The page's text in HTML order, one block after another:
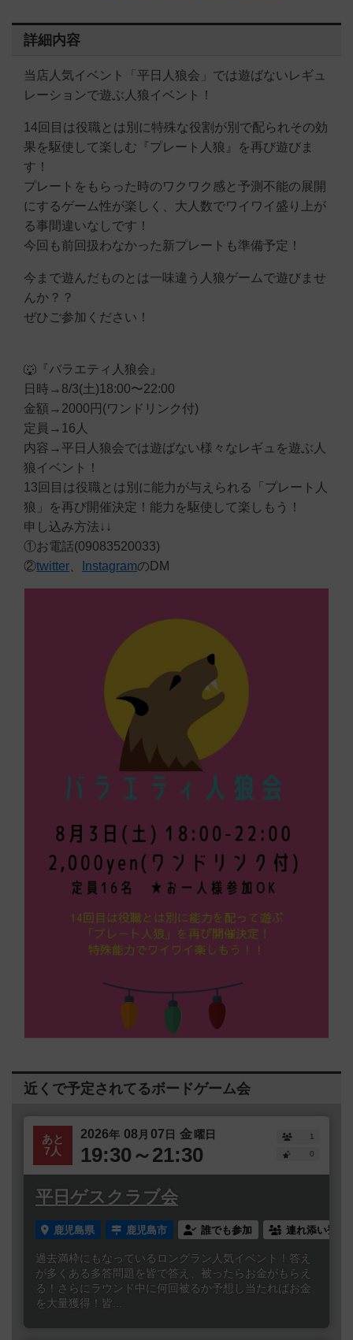
詳細内容
当店人気イベント「平日人狼会」では遊ばないレギュ
レーションで遊ぶ人狼イベント！
14回目は役職とは別に特殊な役割が別で配られその効
果を駆使して楽しむ『プレート人狼』を再び遊びま
す！
プレートをもらった時のワクワク感と予測不能の展開
にするゲーム性が楽しく、大人数でワイワイ盛り上が
る事間違いなしです！
今回も前回扱わなかった新プレートも準備予定！
今まで遊んだものとは一味違う人狼ゲームで遊びませ
んか？？
ぜひご参加ください！
🐺『バラエティ人狼会』
日時→8/3(土)18:00〜22:00
金額→2000円(ワンドリンク付)
定員→16人
内容→平日人狼会では遊ばない様々なレギュを遊ぶ人
狼イベント！
13回目は役職とは別に能力が与えられる「プレート人
狼」を再び開催決定！能力を駆使して楽しもう！
申し込み方法↓↓
①お電話(09083520033)
②twitter InstagramのDM
近くで予定されてるボードゲーム会
あと
7人
2026年 08 月 07日 金曜日
19:30～21:30
1
0
平日ゲスクラブ会
鹿児島県 鹿児島市 誰でも参加 連れ添い登録
過去満枠にもなっているロングラン人気イベント！答え
が多くある多答問題を皆で答え、被ったらお金がもらえ
る！さらにラウンド中に何回被るか予想し当たればお金
を大量獲得！皆...